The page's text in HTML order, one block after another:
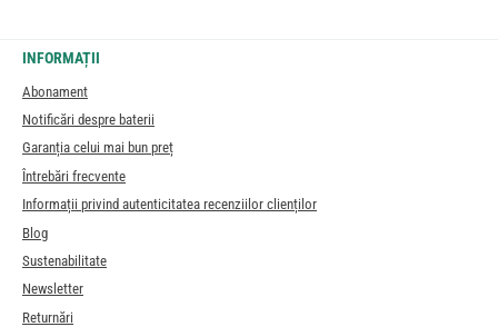
INFORMAȚII
Abonament
Notificări despre baterii
Garanția celui mai bun preț
Întrebări frecvente
Informații privind autenticitatea recenziilor clienților
Blog
Sustenabilitate
Newsletter
Returnări